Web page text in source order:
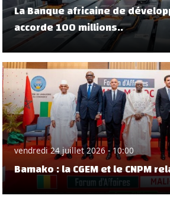
La Banque africaine de
accorde 100 millions..
vendredi 24 juillet 2026 - 10:00
Bamako : la CGEM et le CNPM